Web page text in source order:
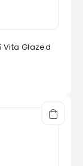
Vita Glazed